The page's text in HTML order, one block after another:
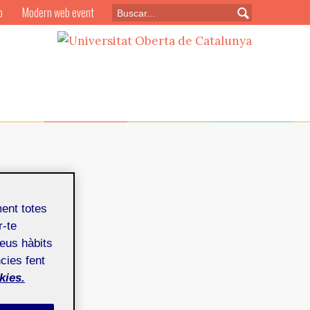
Modern web event
totes
te
hàbits
fent